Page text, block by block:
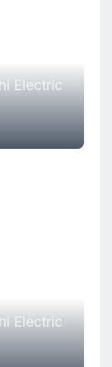
Electric
Electric